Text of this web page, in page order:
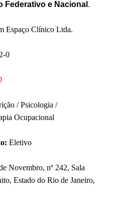
Federativo e Nacional .
Espaço Clínico Ltda.
0
/ Psicologia /
Ocupacional
Eletivo
Novembro, nº 242, Sala
Estado do Rio de Janeiro,